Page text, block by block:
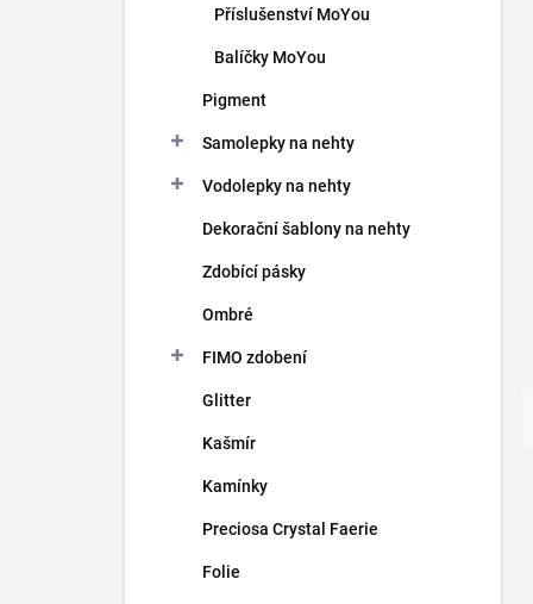
Příslušenství MoYou
Balíčky MoYou
Pigment
Samolepky na nehty
Vodolepky na nehty
Dekorační šablony na nehty
Zdobící pásky
Ombré
FIMO zdobení
Glitter
Kašmír
Kamínky
Preciosa Crystal Faerie
Folie